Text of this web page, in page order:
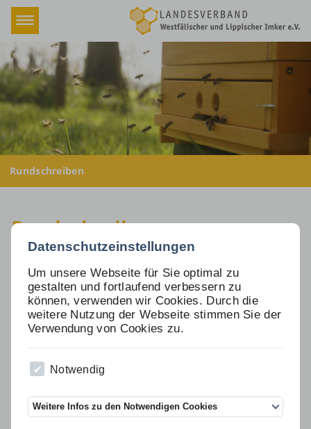
Datenschutzeinstellungen
Um unsere Webseite für Sie optimal zu
gestalten und fortlaufend verbessern zu
können, verwenden wir Cookies. Durch die
weitere Nutzung der Webseite stimmen Sie der
Verwendung von Cookies zu.
Notwendig
Weitere Infos zu den Notwendigen Cookies
Navigation
überspringen
Home
Verband
Fachbereiche
Termine & Schulungen
Termine & Schulungen (Kopie)
Rundschreiben
Newsletter
Links
Suche
Kontakt Geschäftsstelle
Rundschreiben
Rundschreiben
Rundschreiben 2025
Rundschreiben 2023
Rundschreiben 2022